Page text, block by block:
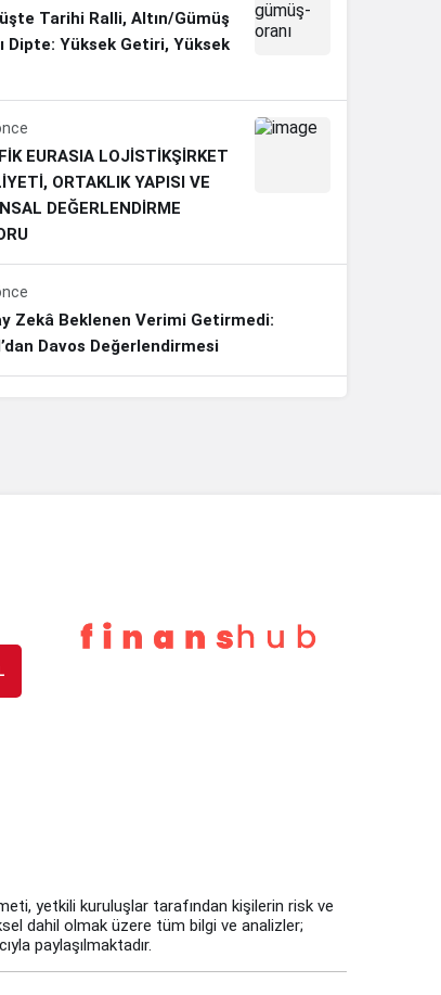
Tarihi Ralli, Altın/Gümüş
Dipte: Yüksek Getiri, Yüksek
EURASIA LOJİSTİKŞİRKET
ORTAKLIK YAPISI VE
DEĞERLENDİRME
Zekâ Beklenen Verimi Getirmedi:
Davos Değerlendirmesi
Doğal Gazında “Arktik” Rallisi:
%20 Fırladı, 4,7 Dolar Aşıldı
yetkili kuruluşlar tarafından kişilerin risk ve
dahil olmak üzere tüm bilgi ve analizler;
paylaşılmaktadır.